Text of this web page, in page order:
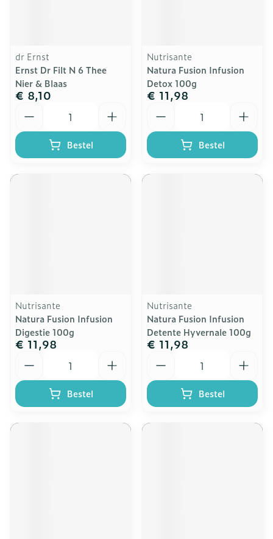
dr Ernst
Ernst Dr Filt N 6 Thee
Nier & Blaas
€ 8,10
Bestel
Nutrisante
Natura Fusion Infusion
Detox 100g
€ 11,98
Bestel
Nutrisante
Natura Fusion Infusion
Digestie 100g
€ 11,98
Bestel
Nutrisante
Natura Fusion Infusion
Detente Hyvernale 100g
€ 11,98
Bestel